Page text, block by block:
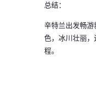
总结：
辛特兰出发畅
色，冰川壮丽
程。